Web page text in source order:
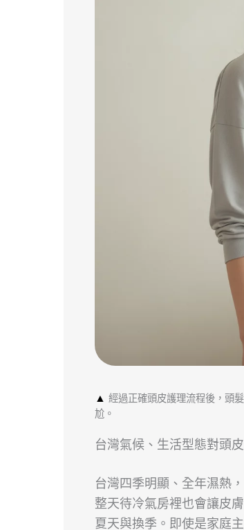
▲ 經過正確頭皮護理流程後，頭
尬。
台灣氣候、生活型態對頭
台灣四季明顯、全年濕熱
整天待冷氣房裡也會讓皮
夏天與換季。即使是家庭